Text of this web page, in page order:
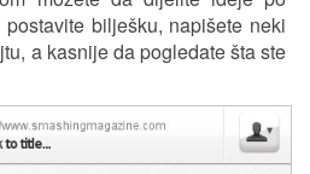
bilješku, napišete neki
a kasnije da pogledate šta ste